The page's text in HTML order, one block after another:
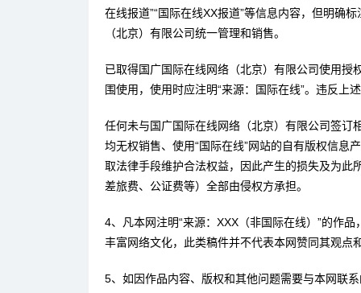
在线报道”“国际在线XX报道”等信息内容，但明确
（北京）有限公司统一管理和销售。
已取得国广国际在线网络（北京）有限公司使用
围使用，使用时应注明“来源：国际在线”。违反上
任何未与国广国际在线网络（北京）有限公司签订
均无权销售、使用“国际在线”网站的自有版权信息
取法律手段维护合法权益，因此产生的损失及为此
差旅费、公证费等）全部由侵权方承担。
4、凡本网注明“来源：XXX（非国际在线）”的作
丰富网络文化，此类稿件并不代表本网赞同其观点
5、如因作品内容、版权和其他问题需要与本网联